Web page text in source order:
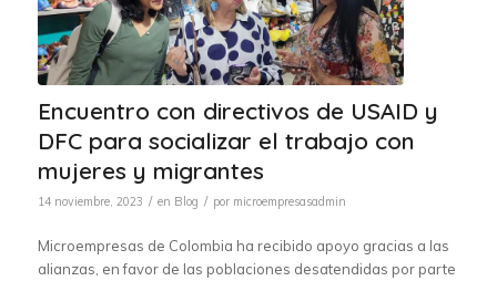
Encuentro con directivos de USAID y
DFC para socializar el trabajo con
mujeres y migrantes
14 noviembre, 2023 / en Blog / por microempresasadmin
Microempresas de Colombia ha recibido apoyo gracias a las
alianzas, en favor de las poblaciones desatendidas por parte